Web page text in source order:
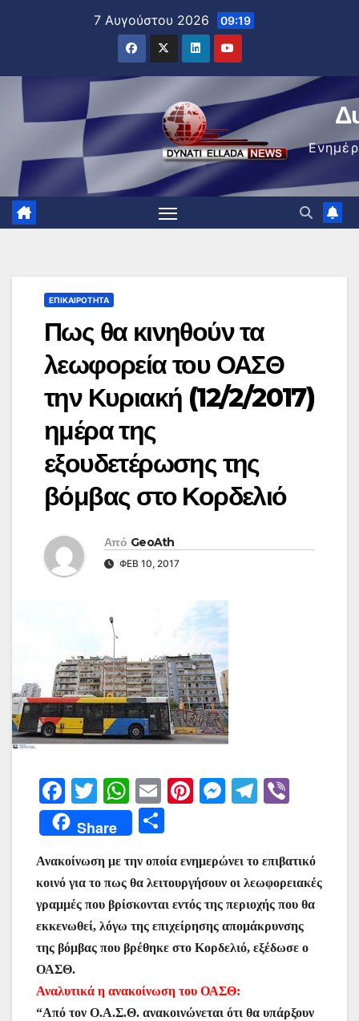
7 Αυγούστου 2026 09:19
ΕΠΙΚΑΙΡΌΤΗΤΑ
Πως θα κινηθούν τα
λεωφορεία του ΟΑΣΘ
την Κυριακή (12/2/2017)
ημέρα της
εξουδετέρωσης της
βόμβας στο Κορδελιό
Από GeoAth
ΦΕΒ 10, 2017
F
a
c
e
b
o
o
k
T
w
itt
er
W
h
at
s
A
p
p
E
m
ai
l
Pi
e
st
M
s
e
n
g
T
gr
a
m
Share
ρ
α
σ
τε
ε
Ανακοίνωση με την οποία ενημερώνει το επιβατικό
κοινό για το πως θα λειτουργήσουν οι λεωφορειακές
γραμμές που βρίσκονται εντός της περιοχής που θα
εκκενωθεί, λόγω της επιχείρησης απομάκρυνσης
της βόμβας που βρέθηκε στο Κορδελιό, εξέδωσε ο
ΟΑΣΘ.
Αναλυτικά η ανακοίνωση του ΟΑΣΘ:
“Από τον Ο.Α.Σ.Θ. ανακοινώνεται ότι θα υπάρξουν